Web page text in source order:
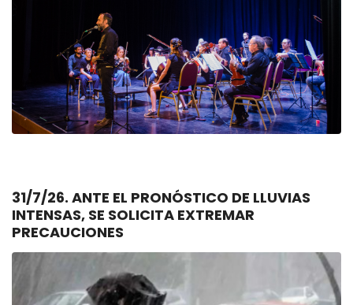
31/7/26. ANTE EL PRONÓSTICO DE LLUVIAS
INTENSAS, SE SOLICITA EXTREMAR
PRECAUCIONES